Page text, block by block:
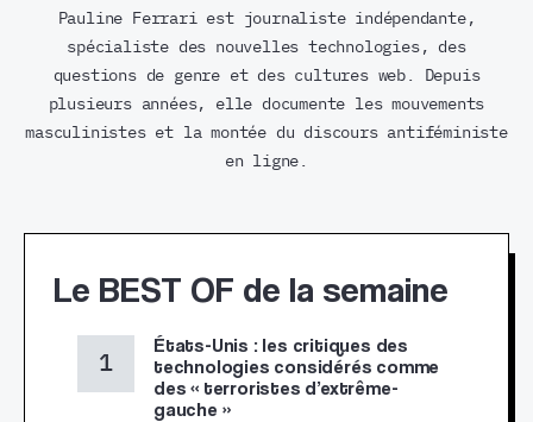
Pauline Ferrari est journaliste indépendante,
spécialiste des nouvelles technologies, des
questions de genre et des cultures web. Depuis
plusieurs années, elle documente les mouvements
masculinistes et la montée du discours antiféministe
en ligne.
Le BEST OF de la semaine
États-Unis : les critiques des
technologies considérés comme
des « terroristes d’extrême-
gauche »